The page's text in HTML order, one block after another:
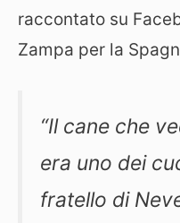
raccontato su
Zampa per la
“Il cane che
era uno dei
fratello di